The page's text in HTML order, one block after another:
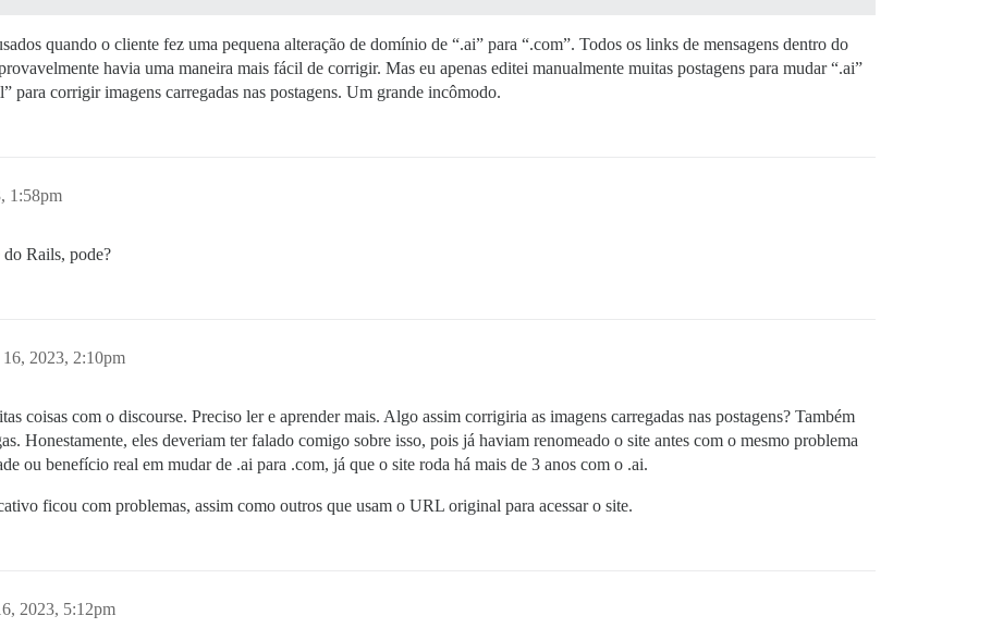
quando o cliente fez uma pequena alteração de domínio de “.ai” para “.com”. Todos os links de mensagens dentro do
havia uma maneira mais fácil de corrigir. Mas eu apenas editei manualmente muitas postagens para mudar “.ai”
para corrigir imagens carregadas nas postagens. Um grande incômodo.
1:58pm
Rails, pode?
2023, 2:10pm
coisas com o discourse. Preciso ler e aprender mais. Algo assim corrigiria as imagens carregadas nas postagens? Também
Honestamente, eles deveriam ter falado comigo sobre isso, pois já haviam renomeado o site antes com o mesmo problema
ou benefício real em mudar de .ai para .com, já que o site roda há mais de 3 anos com o .ai.
ficou com problemas, assim como outros que usam o URL original para acessar o site.
2023, 5:12pm